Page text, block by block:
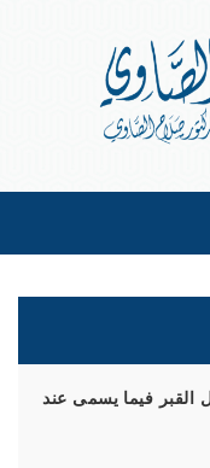
القبر فيما يسمى عند